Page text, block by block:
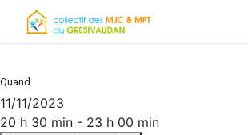
Quand
11/11/2023
20 h 30 min - 23 h 00 min